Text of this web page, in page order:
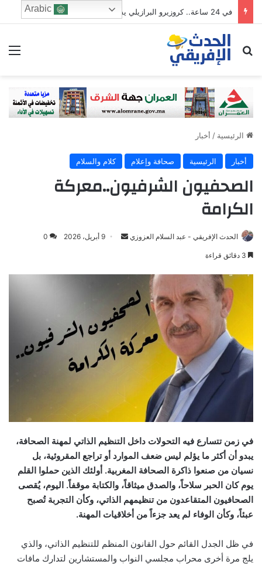
في 24 ساعة.. كروزيرو البرازيلي يستعير 3 لاعبين من الدوري السعودي في صفقة غير مسبوقة
ابحث عن
الرئيسية / أخبار
أخبار الرئيسية صحافة وإعلام كلام والسلام
الصحفيون الشرفيون..معركة
الكرامة
الحدث الإفريقي - عبد السلام العزوزي
Send9 أبريل، 2026 0
في زمن تتسارع فيه التحولات داخل التنظيم الذاتي لمهنة الصحافة،
يبدو أن أكثر ما يؤلم ليس ضعف الموارد أو تراجع المقروئية، بل
نسيان من صنعوا ذاكرة الصحافة المغربية. أولئك الذين حملوا القلم
يوم كان الحبر سلاحاً، والصدق ميثاقاً، والكتابة موقفاً. اليوم، يُقصى
الصحافيون المتقاعدون من تنظيمهم الذاتي، وكأن التجربة تُصبح
عبئاً، وكأن الوفاء لم يعد جزءاً من أخلاقيات المهنة.
في ظل الجدل القائم حول القانون المنظم للتنظيم الذاتي، والذي
يلج مرة أخرى محراب مجلسي النواب والمستشارين لتدارك مافات
Arabic